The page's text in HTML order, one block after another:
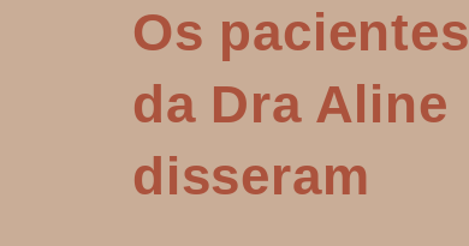
Os pacientes
da Dra Aline
disseram